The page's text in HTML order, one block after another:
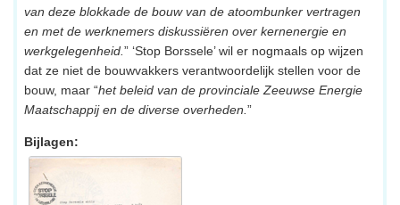
van deze blokkade de bouw van de atoombunker vertragen
en met de werknemers diskussiëren over kernenergie en
werkgelegenheid. ” ‘Stop Borssele’ wil er nogmaals op wijzen
dat ze niet de bouwvakkers verantwoordelijk stellen voor de
bouw, maar “het beleid van de provinciale Zeeuwse Energie
Maatschappij en de diverse overheden. ”
Bijlagen: